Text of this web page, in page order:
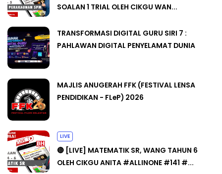
SOALAN 1 TRIAL OLEH CIKGU WAN...
TRANSFORMASI DIGITAL GURU SIRI 7 :
PAHLAWAN DIGITAL PENYELAMAT DUNIA
MAJLIS ANUGERAH FFK (FESTIVAL LENSA
PENDIDIKAN - FLeP) 2026
LIVE
🔴 [LIVE] MATEMATIK SR, WANG TAHUN 6
OLEH CIKGU ANITA #ALLINONE #141 #...